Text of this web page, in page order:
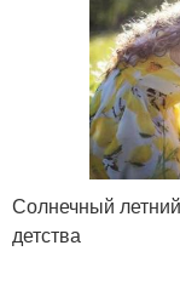
Солнечный
детства